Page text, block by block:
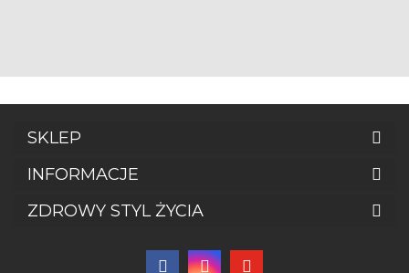
SKLEP
INFORMACJE
ZDROWY STYL ŻYCIA